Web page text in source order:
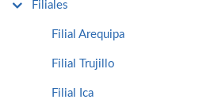
Filiales
Filial Arequipa
Filial Trujillo
Filial Ica